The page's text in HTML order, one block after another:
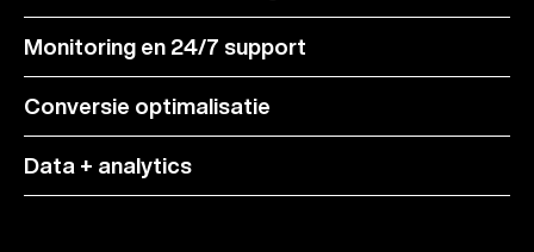
Monitoring en 24/7 support
Conversie optimalisatie
Data + analytics